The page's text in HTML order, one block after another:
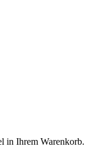
in Ihrem Warenkorb.